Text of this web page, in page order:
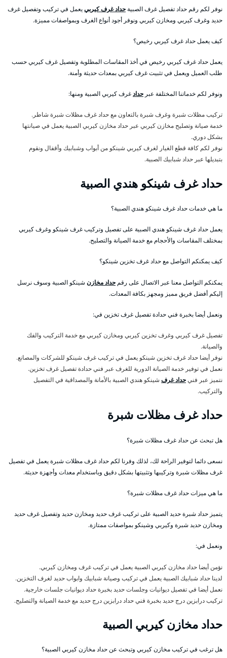
نوفر لكم رقم حداد تفصيل غرف الصبيةحداد غرف كيربييعمل في تركيب وتفصيل غرف
حديد وغرف كيربي ومخازن كيربي ونوفر أجود أنواع الغرف وبمواصفات مميزة.
كيف يعمل حداد غرف كيربي رخيص؟
يعمل حداد غرف كيربي رخيص في أخذ المقاسات المطلوبة وتفصيل غرف كيربي حسب
طلب العميل ويعمل في تثبيت غرف كيربي بمعدات حديثة وأمنة.
ونوفر لكم خدماتنا المختلفة عبر حدادغرف كيربي الصبية ومنها:
تركيب مظلات شبرة وغرف شبرة بالتعاون مع حداد غرف مظلات شبرة شاطر.
خدمة صيانة وتصليح مخازن كيربي عبر حداد مخازن كيربي الصبية يعمل في صيانتها
بشكل دوري.
نوفر لكم كافة قطع الغيار لغرف كيربي شينكو من أبواب وشبابيك وأقفال ونقوم
بتبديلها عبر حداد شبابيك الصبية.
حداد غرف شينكو هندي الصبية
ما هي خدمات حداد غرف شينكو هندي الصبية؟
يعمل حداد غرف شينكو هندي الصبية على تفصيل وتركيب غرف شينكو وغرف كيربي
بمختلف المقاسات والأحجام مع خدمة الصيانة والتصليح.
كيف يمكنكم التواصل مع حداد غرف تخزين شينكو؟
يمكنكم التواصل معنا عبر الاتصال على رقم حداد مخازن شينكو الصبية وسوف نرسل
إليكم أفضل فريق مميز ومجهز بكافة المعدات.
ونعمل أيضا بخبرة فني حدادة تفصيل غرف تخزين في:
تفصيل غرف كيربي وغرف تخزين كيربي ومخازن كيربي مع خدمة التركيب والفك
والصيانة.
نوفر أيضا حداد غرف تخزين شينكو يعمل في تركيب غرف شينكو للشركات والمصانع.
نعمل في توفير خدمة الصيانة الدورية للغرف عبر فني حدادة تفصيل غرف تخزين.
نتميز عبر فنيحداد غرف شينكو هندي الصبية بالأمانة والمصداقية في التفصيل
والتركيب.
حداد غرف مظلات شبرة
هل تبحث عن حداد غرف مظلات شبرة؟
نسعى دائما لتوفير الراحة لك، لذلك وفرنا لكم حداد غرف مظلات شبرة يعمل في تفصيل
غرف مظلات شبرة وتركيبها وتثبيتها بشكل دقيق وباستخدام معدات وأجهزة حديثة.
ما هي ميزات حداد غرف مظلات شبرة؟
يتميز حداد شبرة حديد الصبية على تركيب غرف حديد ومخازن حديد وتفصيل غرف حديد
ومخازن حديد شبرة وكيربي وشينكو بمواصفات ممتازة.
ونعمل في:
نؤمن أيضا حداد مخازن كيربي الصبية يعمل في تركيب غرف ومخازن كيربي.
لدينا حداد شبابيك الصبية يعمل في تركيب وصيانة شبابيك وابواب حديد لغرف التخزين.
نعمل أيضا في تفصيل ديوانيات وجلسات حديد بخبرة حداد ديوانيات جلسات خارجية.
تركيب درابزين درج حديد بخبرة فني حداد درابزين درج حديد مع خدمة الصيانة والتصليح.
حداد مخازن كيربي الصبية
هل ترغب في تركيب مخازن كيربي وتبحث عن حداد مخازن كيربي الصبية؟